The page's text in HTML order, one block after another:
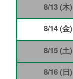
8/13 (木)
8/14 (金)
8/15 (土)
8/16 (日)